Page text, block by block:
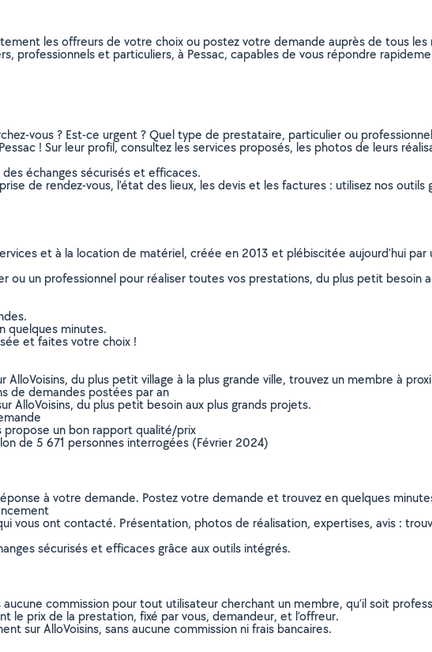
les offreurs de votre choix ou postez votre demande auprès de tous
professionnels et particuliers, à Pessac, capables de vous répondre
vous ? Est-ce urgent ? Quel type de prestataire, particulier ou
! Sur leur profil, consultez les services proposés, les photos de leurs
échanges sécurisés et efficaces.
de rendez-vous, l’état des lieux, les devis et les factures : utilisez nos
et à la location de matériel, créée en 2013 et plébiscitée aujourd’hui
ou un professionnel pour réaliser toutes vos prestations, du plus petit besoin
quelques minutes.
et faites votre choix !
du plus petit village à la plus grande ville, trouvez un membre à
de demandes postées par an
du plus petit besoin aux plus grands projets.
propose un bon rapport qualité/prix
de 5 671 personnes interrogées (Février 2024)
à votre demande. Postez votre demande et trouvez en quelques
vous ont contacté. Présentation, photos de réalisation, expertises, avis :
sécurisés et efficaces grâce aux outils intégrés.
commission pour tout utilisateur cherchant un membre, qu’il soit
le prix de la prestation, fixé par vous, demandeur, et l’offreur.
sur AlloVoisins, sans aucune commission ni frais bancaires.